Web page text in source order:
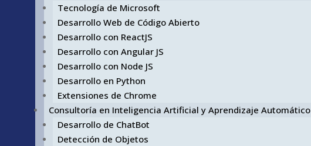
Tecnología de Microsoft
Desarrollo Web de Código Abierto
Desarrollo con ReactJS
Desarrollo con Angular JS
Desarrollo con Node JS
Desarrollo en Python
Extensiones de Chrome
Consultoría en Inteligencia Artificial y Aprendizaje Automático
Desarrollo de ChatBot
Detección de Objetos